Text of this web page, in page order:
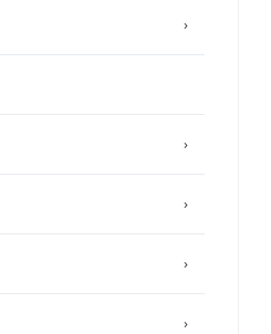
›
›
›
›
›